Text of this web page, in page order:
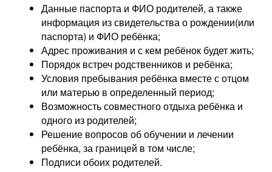
Данные паспорта и ФИО родителей, а также
информация из свидетельства о рождении(или
паспорта) и ФИО ребёнка;
Адрес проживания и с кем ребёнок будет жить;
Порядок встреч родственников и ребёнка;
Условия пребывания ребёнка вместе с отцом
или матерью в определенный период;
Возможность совместного отдыха ребёнка и
одного из родителей;
Решение вопросов об обучении и лечении
ребёнка, за границей в том числе;
Подписи обоих родителей.